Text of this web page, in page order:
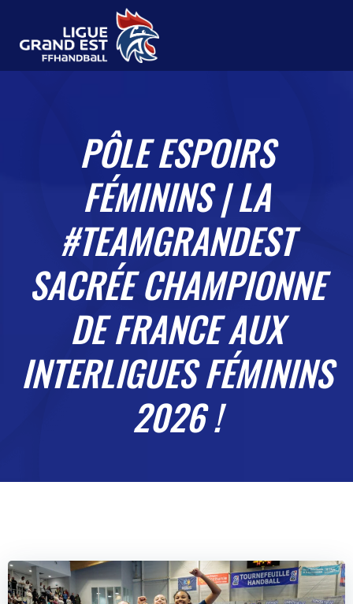
PÔLE ESPOIRS
FÉMININS | LA
#TEAMGRANDEST
SACRÉE CHAMPIONNE
DE FRANCE AUX
INTERLIGUES FÉMININS
2026 !